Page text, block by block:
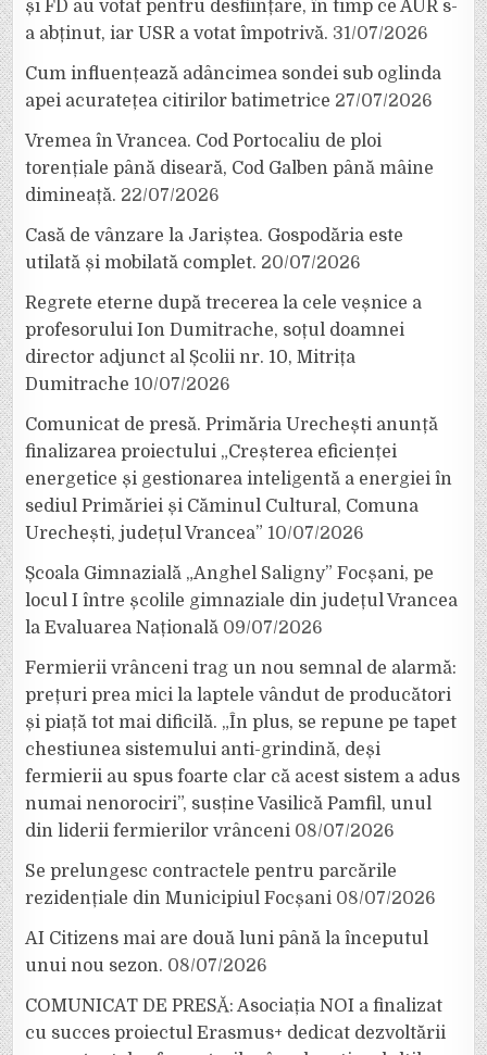
și FD au votat pentru desființare, în timp ce AUR s-
a abținut, iar USR a votat împotrivă. 31/07/2026
Cum influențează adâncimea sondei sub oglinda
apei acuratețea citirilor batimetrice 27/07/2026
Vremea în Vrancea. Cod Portocaliu de ploi
torențiale până diseară, Cod Galben până mâine
dimineață. 22/07/2026
Casă de vânzare la Jariștea. Gospodăria este
utilată și mobilată complet. 20/07/2026
Regrete eterne după trecerea la cele veșnice a
profesorului Ion Dumitrache, soțul doamnei
director adjunct al Școlii nr. 10, Mitrița
Dumitrache 10/07/2026
Comunicat de presă. Primăria Urechești anunță
finalizarea proiectului „Creșterea eficienței
energetice și gestionarea inteligentă a energiei în
sediul Primăriei și Căminul Cultural, Comuna
Urechești, județul Vrancea” 10/07/2026
Școala Gimnazială „Anghel Saligny” Focșani, pe
locul I între școlile gimnaziale din județul Vrancea
la Evaluarea Națională 09/07/2026
Fermierii vrânceni trag un nou semnal de alarmă:
prețuri prea mici la laptele vândut de producători
și piață tot mai dificilă. „În plus, se repune pe tapet
chestiunea sistemului anti-grindină, deși
fermierii au spus foarte clar că acest sistem a adus
numai nenorociri”, susține Vasilică Pamfil, unul
din liderii fermierilor vrânceni 08/07/2026
Se prelungesc contractele pentru parcările
rezidențiale din Municipiul Focșani 08/07/2026
AI Citizens mai are două luni până la începutul
unui nou sezon. 08/07/2026
COMUNICAT DE PRESĂ: Asociația NOI a finalizat
cu succes proiectul Erasmus+ dedicat dezvoltării